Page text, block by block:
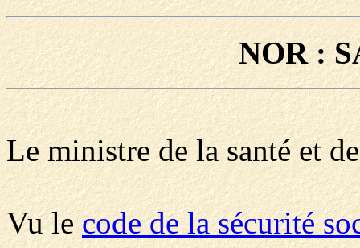
NOR :
Le ministre de la santé et
Vu lecode de la sécurité